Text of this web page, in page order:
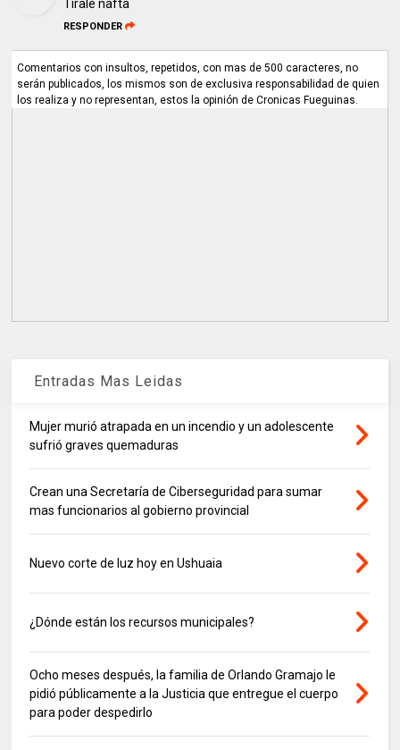
Tírale nafta
RESPONDER
Comentarios con insultos, repetidos, con mas de 500 caracteres, no
serán publicados, los mismos son de exclusiva responsabilidad de quien
los realiza y no representan, estos la opinión de Cronicas Fueguinas.
Entradas Mas Leidas
Mujer murió atrapada en un incendio y un adolescente
sufrió graves quemaduras
Crean una Secretaría de Ciberseguridad para sumar
mas funcionarios al gobierno provincial
Nuevo corte de luz hoy en Ushuaia
¿Dónde están los recursos municipales?
Ocho meses después, la familia de Orlando Gramajo le
pidió públicamente a la Justicia que entregue el cuerpo
para poder despedirlo